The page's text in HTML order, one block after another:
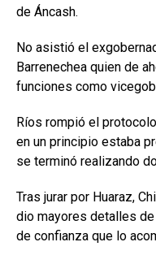
de Áncash.
No asistió el
Barrenechea quien de
funciones como
Ríos rompió el
en un principio estaba
se terminó realizando
Tras jurar por Huaraz,
dio mayores detalles
de confianza que lo